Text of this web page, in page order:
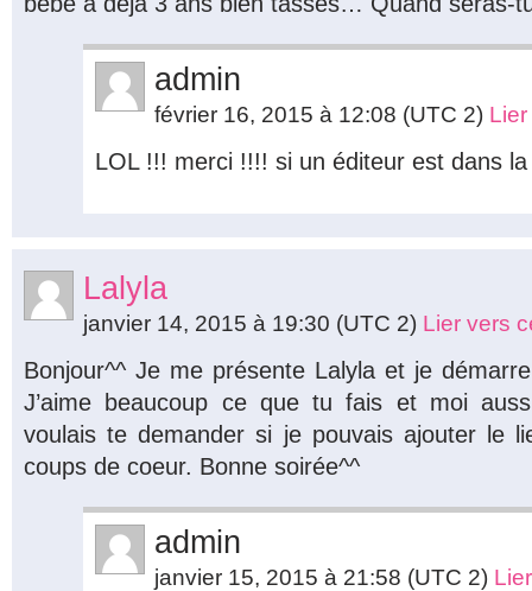
admin
février 16, 2015 à 12:08 (UTC 2)
LOL !!! merci !!!! si un éditeur est dans
Lalyla
janvier 14, 2015 à 19:30 (UTC 2) Lier vers
Bonjour^^ Je me présente Lalyla et je
J’aime beaucoup ce que tu fais et moi
voulais te demander si je pouvais ajouter le
coups de coeur. Bonne soirée^^
admin
janvier 15, 2015 à 21:58 (UTC 2)